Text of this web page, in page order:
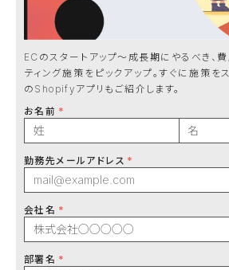
ECのスタートアップ〜成長期にやるべき、
ティング施策をピックアップ。すぐに施策を
のShopifyアプリもご紹介します。
お名前
勤務先メールアドレス
会社名
部署名